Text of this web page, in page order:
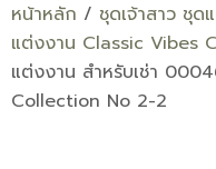
หน้าหลัก / ชุดเจ้าสาว ชุด
แต่งงาน Classic Vibes
แต่งงาน สำหรับเช่า
Collection No 2-2